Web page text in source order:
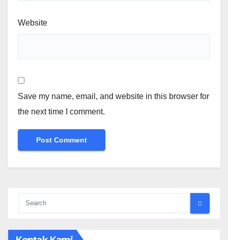
Website
Save my name, email, and website in this browser for
the next time I comment.